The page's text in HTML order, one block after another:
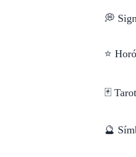
💭
⭐
🃏
🔮